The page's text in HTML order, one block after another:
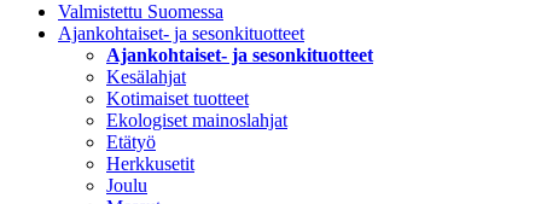
Valmistettu Suomessa
Ajankohtaiset- ja sesonkituotteet
Ajankohtaiset- ja sesonkituotteet
Kesälahjat
Kotimaiset tuotteet
Ekologiset mainoslahjat
Etätyö
Herkkusetit
Joulu